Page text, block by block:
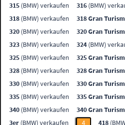
315 (BMW) verkaufen 316 (BMW)
318 (BMW) verkaufen 318 Gran
320 (BMW) verkaufen 320 Gran
323 (BMW) verkaufen 324 (BMW)
325 (BMW) verkaufen 325 Gran
328 (BMW) verkaufen 328 Gran
330 (BMW) verkaufen 330 Gran
335 (BMW) verkaufen 335 Gran
340 (BMW) verkaufen 340 Gran
3er (BMW) verkaufen 4 418